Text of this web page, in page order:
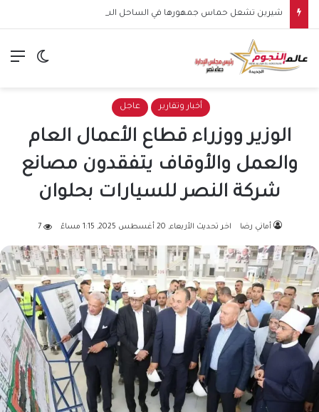
الوضع
أخبار وتقارير عاجل
الوزير ووزراء قطاع الأعمال العام
والعمل والأوقاف يتفقدون مصانع
شركة النصر للسيارات بحلوان
أماني رضا اخر تحديث الأربعاء, 20 أغسطس 2025, 1:15 مساءً 7